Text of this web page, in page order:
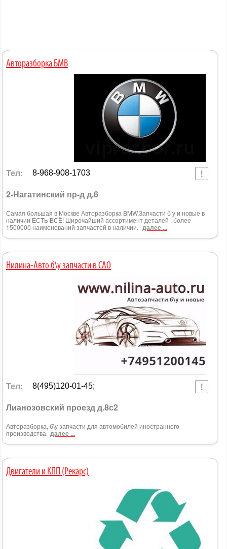
Авторазборка БМВ
Тел: 8-968-908-1703
2-Нагатинский пр-д д.6
Самая большая в Москве Авторазборка BMW.Запчасти б у и новые в
наличии ЕСТЬ ВСЁ! Широчайший ассортимент деталей , более
1500000 наименований запчастей в наличии. далее ...
Нилина-Авто б\у запчасти в САО
Тел: 8(495)120-01-45;
Лианозовский проезд д.8с2
Авторазборка, б\у запчасти для автомобилей иностранного
производства. далее ...
Двигатели и КПП (Рекарс)